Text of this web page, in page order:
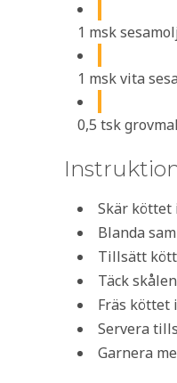
1 msk
1 msk vita
0,5 tsk
Skär köttet
Blanda
Tillsätt
Täck
Fräs köttet
Servera
Garnera